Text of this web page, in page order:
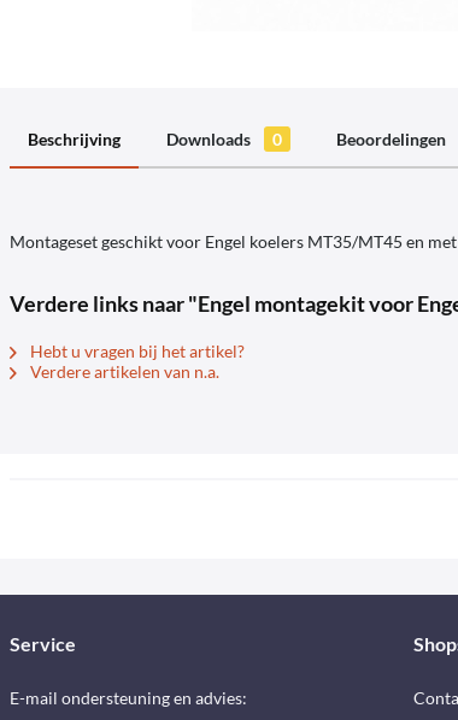
Beschrijving Downloads 0 Beoordelingen
Montageset geschikt voor Engel koelers MT35/MT45 en
Verdere links naar "Engel montagekit voor
Hebt u vragen bij het artikel?
Verdere artikelen van n.a.
Service
E-mail ondersteuning en advies: